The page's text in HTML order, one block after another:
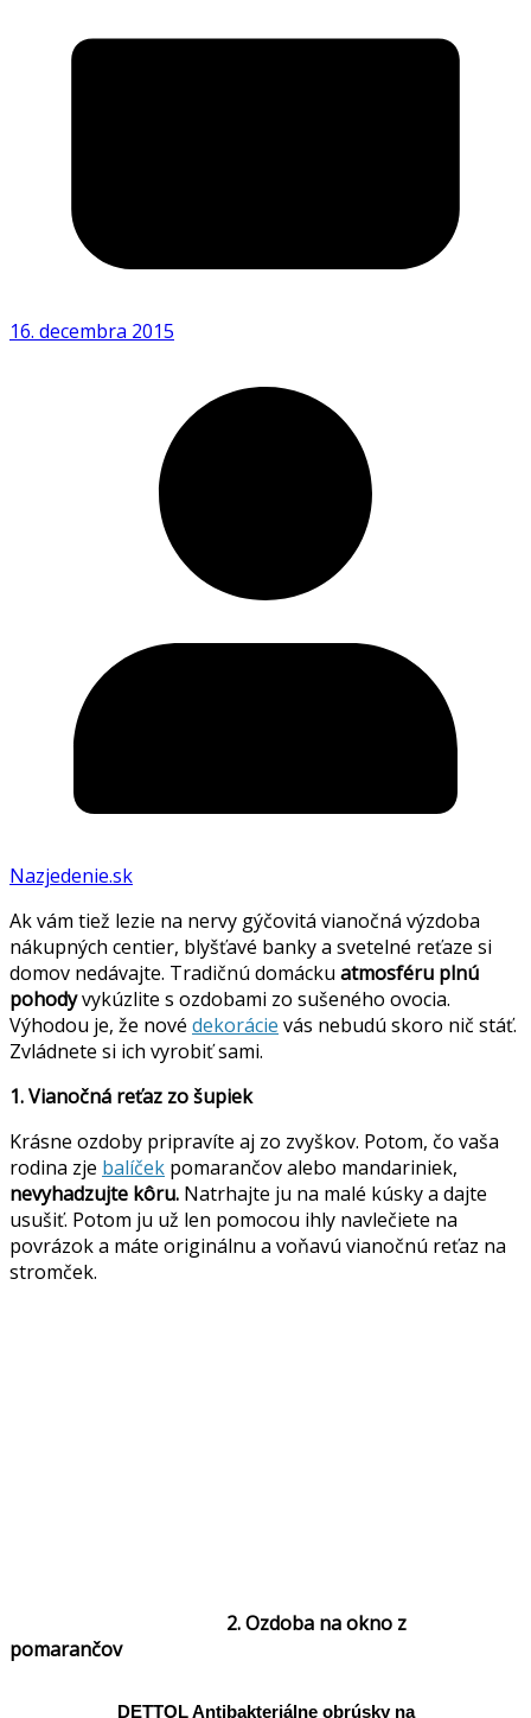
16. decembra 2015
Nazjedenie.sk
Ak vám tiež lezie na nervy gýčovitá vianočná výzdoba
nákupných centier, blyšťavé banky a svetelné reťaze si
domov nedávajte. Tradičnú domácku atmosféru plnú
pohodyvykúzlite s ozdobami zo sušeného ovocia.
Výhodou je, že nové dekorácie vás nebudú skoro nič stáť.
Zvládnete si ich vyrobiť sami.
1. Vianočná reťaz zo šupiek
Krásne ozdoby pripravíte aj zo zvyškov. Potom, čo vaša
rodina zje balíček pomarančov alebo mandariniek,
nevyhadzujte kôru. Natrhajte ju na malé kúsky a dajte
usušiť. Potom ju už len pomocou ihly navlečiete na
povrázok a máte originálnu a voňavú vianočnú reťaz na
stromček.
2. Ozdoba na okno z
pomarančov